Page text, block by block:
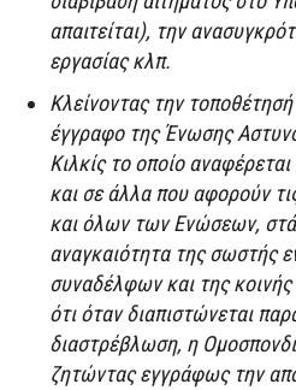
απαιτείται), την
εργασίας κλπ.
Κλείνοντας την
έγγραφο της Ένωσης
Κιλκίς το οποίο
και σε άλλα που αφορούν
και όλων των Ενώσεων,
αναγκαιότητα της σωστής
συναδέλφων και της
ότι όταν διαπιστώνεται
διαστρέβλωση, η
ζητώντας εγγράφως την